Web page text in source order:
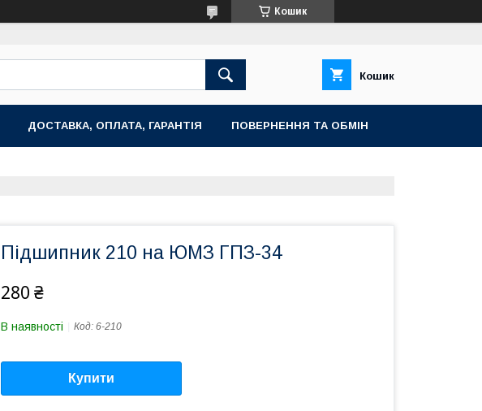
Кошик
Кошик
ДОСТАВКА, ОПЛАТА, ГАРАНТІЯ ПОВЕРНЕННЯ ТА ОБМІН
Підшипник 210 на ЮМЗ ГПЗ-34
280 ₴
В наявності Код: 6-210
Купити